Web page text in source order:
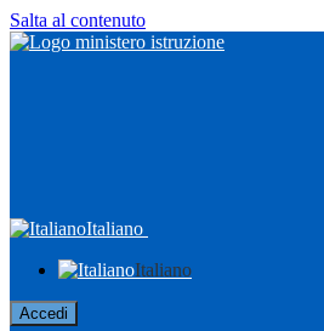
Salta al contenuto
Italiano
Italiano
Accedi